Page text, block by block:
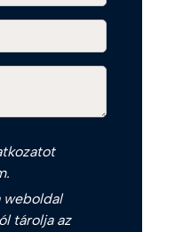
ot
weboldal
tárolja az